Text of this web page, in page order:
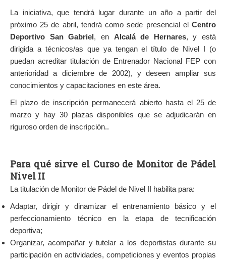
La iniciativa, que tendrá lugar durante un año a partir del
próximo 25 de abril, tendrá como sede presencial el Centro
Deportivo San Gabriel, en Alcalá de Hernares, y está
dirigida a técnicos/as que ya tengan el título de Nivel I (o
puedan acreditar titulación de Entrenador Nacional FEP con
anterioridad a diciembre de 2002), y deseen ampliar sus
conocimientos y capacitaciones en este área.
El plazo de inscripción permanecerá abierto hasta el 25 de
marzo y hay 30 plazas disponibles que se adjudicarán en
riguroso orden de inscripción..
Para qué sirve el Curso de Monitor de Pádel
Nivel II
La titulación de Monitor de Pádel de Nivel II habilita para:
Adaptar, dirigir y dinamizar el entrenamiento básico y el
perfeccionamiento técnico en la etapa de tecnificación
deportiva;
Organizar, acompañar y tutelar a los deportistas durante su
participación en actividades, competiciones y eventos propias